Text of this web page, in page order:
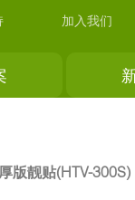
加入我们
版靓贴(HTV-300S)